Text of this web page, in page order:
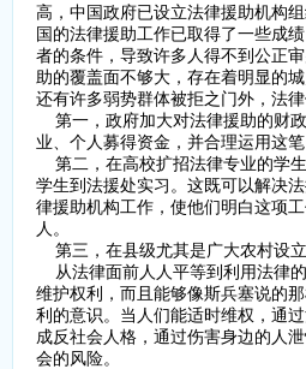
高，中国政府已设立法律援助机构
国的法律援助工作已取得了一些成
者的条件，导致许多人得不到公正
助的覆盖面不够大，存在着明显的
还有许多弱势群体被拒之门外，法
第一，政府加大对法律援助的财
业、个人募得资金，并合理运用这
第二，在高校扩招法律专业的学
学生到法援处实习。这既可以解决
律援助机构工作，使他们明白这项
人。
第三，在县级尤其是广大农村设
从法律面前人人平等到利用法律
维护权利，而且能够像斯兵塞说的
利的意识。当人们能适时维权，通
成反社会人格，通过伤害身边的人
会的风险。